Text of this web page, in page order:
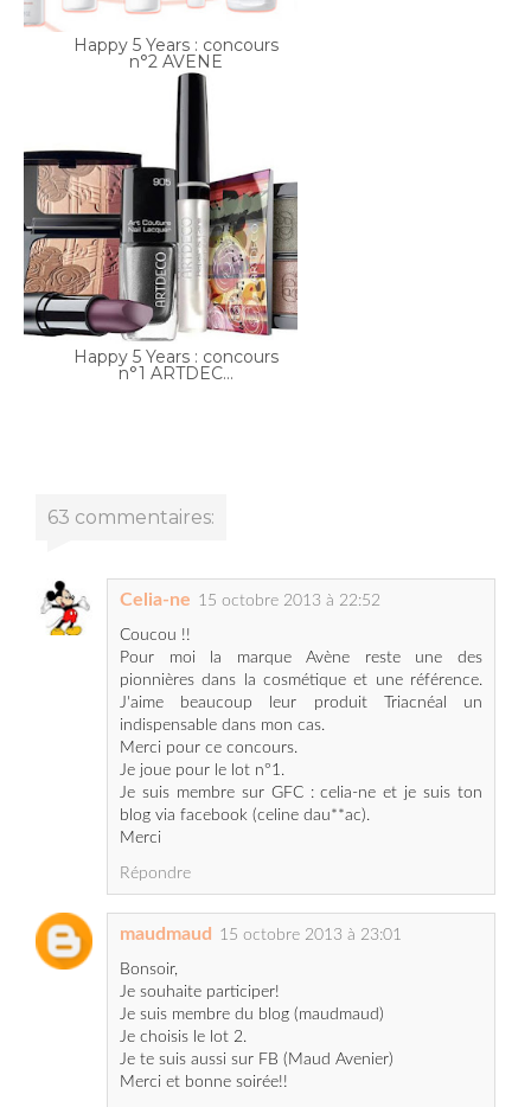
Happy 5 Years : concours
n°1 ARTDEC...
Celia-ne 15 octobre 2013 à 22:52
Pour moi la marque Avène reste une des
pionnières dans la cosmétique et une référence.
J'aime beaucoup leur produit Triacnéal un
indispensable dans mon cas.
Merci pour ce concours.
Je joue pour le lot n°1.
Je suis membre sur GFC : celia-ne et je suis ton
blog via facebook (celine dau**ac).
Merci
Répondre
Bonsoir,
Je souhaite participer!
Je suis membre du blog (maudmaud)
Je choisis le lot 2.
Je te suis aussi sur FB (Maud Avenier)
Merci et bonne soirée!!
Répondre